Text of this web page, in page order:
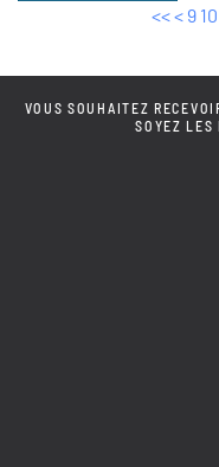
<<< 9 10
VOUS SOUHAITEZ
SOYEZ LES